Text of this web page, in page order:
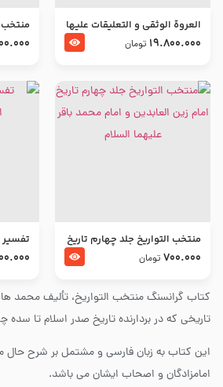
کتاب گرانسنگ منتخب التواريخ، تألیف محمد
تاریخی که در بردارنده تاریخ صدر اسلام تا
این کتاب به زبان فارسی و مشتمل بر شرح حال
امامزادگان و اصحاب ایشان می باشد.
العروة الوثقى و التعليقات عليها
– طرح جدید
19.800.000 تومان
منتخب
امام
منتخب التواریخ جلد چهارم تاریخ
امام زین العابدین و امام محمد
700.000 تومان
تفسير